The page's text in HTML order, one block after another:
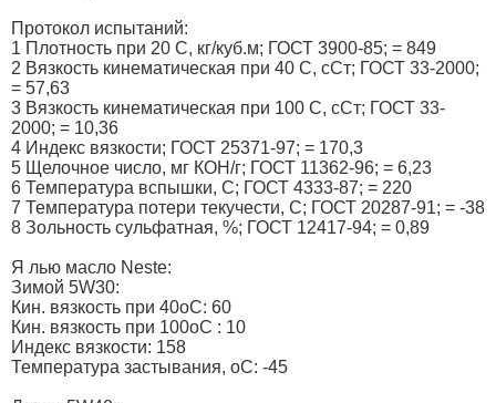
Протокол испытаний:
1 Плотность при 20 С, кг/куб.м; ГОСТ 3900-85; = 849
2 Вязкость кинематическая при 40 С, сСт; ГОСТ 33-2000;
= 57,63
3 Вязкость кинематическая при 100 С, сСт; ГОСТ 33-
2000; = 10,36
4 Индекс вязкости; ГОСТ 25371-97; = 170,3
5 Щелочное число, мг КОН/г; ГОСТ 11362-96; = 6,23
6 Температура вспышки, С; ГОСТ 4333-87; = 220
7 Температура потери текучести, С; ГОСТ 20287-91; = -38
8 Зольность сульфатная, %; ГОСТ 12417-94; = 0,89
Я лью масло Neste:
Зимой 5W30:
Кин. вязкость при 40oC: 60
Кин. вязкость при 100oC : 10
Индекс вязкости: 158
Температура застывания, oC: -45